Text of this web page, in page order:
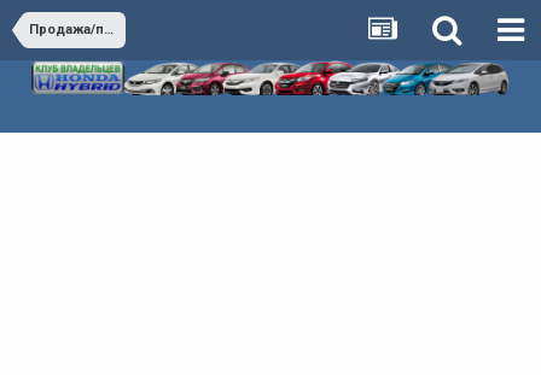
Продажа/покупка автомобилей Honda Hybrid